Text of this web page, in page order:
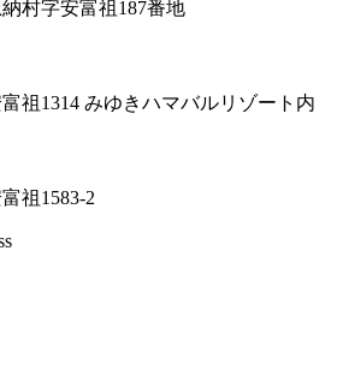
村字安富祖187番地
祖1314 みゆきハマバルリゾート内
祖1583-2